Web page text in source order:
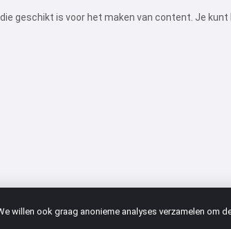
geschikt is voor het maken van content. Je
willen ook graag anonieme analyses verzamelen om